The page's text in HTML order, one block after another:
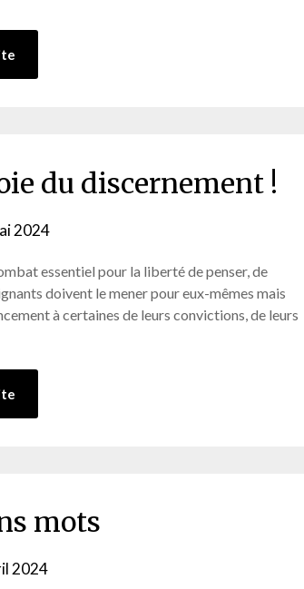
du discernement !
2024
ab
essentiel pour la liberté de penser, de
doivent le mener pour eux-mêmes mais
à certaines de leurs convictions, de leurs
mots
2024